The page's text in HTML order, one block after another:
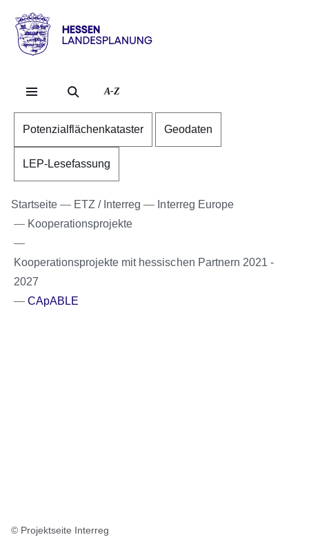
Hessen
LandesplanungA-Z
Potenzialflächenkataster Geodaten
LEP-Lesefassung
Startseite ETZ / Interreg
Interreg Europe
Kooperationsprojekte
Kooperationsprojekte mit hessischen Partnern 2021 -
2027
CApABLE
© Projektseite Interreg